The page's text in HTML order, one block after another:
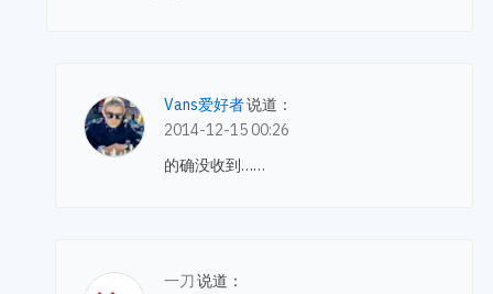
Vans爱好者说道：
2014-12-15 00:26
的确没收到……
一刀说道：